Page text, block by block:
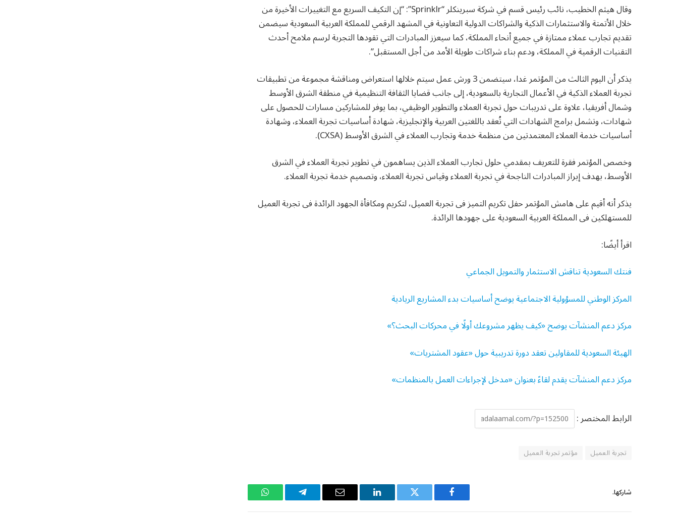
وقال هيثم الخطيب، نائب رئيس قسم في شركة سبرينكلر “Sprinklr”: “إن التكيف السريع مع التغييرات الأخيرة من
خلال الأتمتة والاستثمارات الذكية والشراكات الدولية التعاونية في المشهد الرقمي للمملكة العربية السعودية سيضمن
تقديم تجارب عملاء ممتازة في جميع أنحاء المملكة، كما سيعزز المبادرات التي تقودها التجربة لرسم ملامح أحدث
التقنيات الرقمية في المملكة، ودعم بناء شراكات طويلة الأمد من أجل المستقبل”.
يذكر أن اليوم الثالث من المؤتمر غدا، سيتضمن 3 ورش عمل سيتم خلالها استعراض ومناقشة مجموعة من تطبيقات
تجربة العملاء الذكية في الأعمال التجارية بالسعودية، إلى جانب قضايا الثقافة التنظيمية في منطقة الشرق الأوسط
وشمال أفريقيا، علاوة على تدريبات حول تجربة العملاء والتطوير الوظيفي، بما يوفر للمشاركين مسارات للحصول على
شهادات، وتشمل برامج الشهادات التي تُعقد باللغتين العربية والإنجليزية، شهادة أساسيات تجربة العملاء، وشهادة
أساسيات خدمة العملاء المعتمدتين من منظمة خدمة وتجارب العملاء في الشرق الأوسط (CXSA).
وخصص المؤتمر فقرة للتعريف بمقدمي حلول تجارب العملاء الذين يساهمون في تطوير تجربة العملاء في الشرق
الأوسط، بهدف إبراز المبادرات الناجحة في تجربة العملاء وقياس تجربة العملاء، وتصميم خدمة تجربة العملاء.
يذكر أنه أقيم على هامش المؤتمر حفل تكريم التميز فى تجربة العميل، لتكريم ومكافأة الجهود الرائدة فى تجربة العميل
للمستهلكين فى المملكة العربية السعودية على جهودها الرائدة.
اقرأ أيضًا:
فنتك السعودية تناقش الاستثمار والتمويل الجماعي
المركز الوطني للمسؤولية الاجتماعية يوضح أساسيات بدء المشاريع الريادية
مركز دعم المنشآت يوضح «كيف يظهر مشروعك أولًا في محركات البحث؟»
الهيئة السعودية للمقاولين تعقد دورة تدريبية حول «عقود المشتريات»
مركز دعم المنشآت يقدم لقاءً بعنوان «مدخل لإجراءات العمل بالمنظمات»
الرابط المختصر :
تجربة العميل مؤتمر تجربة العميل
شاركها.
فيسبوك تويتر لينكدإن
البريد
تيلقرام واتساب